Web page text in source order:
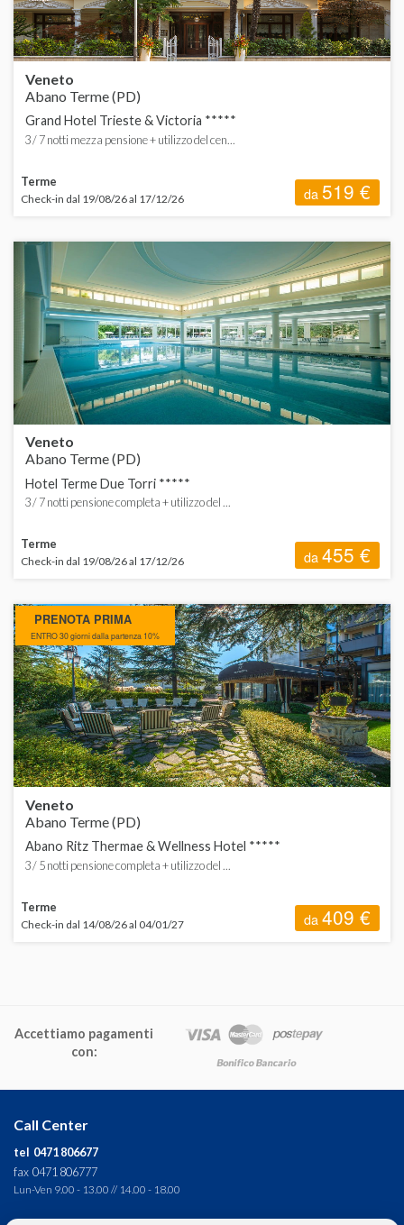
Veneto
Abano Terme (PD)
Grand Hotel Trieste & Victoria *****
3 / 7 notti mezza pensione + utilizzo del cen...
Terme
Check-in dal 19/08/26 al 17/12/26 da519 €
Veneto
Abano Terme (PD)
Hotel Terme Due Torri *****
3 / 7 notti pensione completa + utilizzo del ...
Terme
Check-in dal 19/08/26 al 17/12/26 da455 €
PRENOTA PRIMA
ENTRO 30 giorni dalla partenza 10%
Veneto
Abano Terme (PD)
Abano Ritz Thermae & Wellness Hotel *****
3 / 5 notti pensione completa + utilizzo del ...
Terme
Check-in dal 14/08/26 al 04/01/27 da409 €
Accettiamo pagamenti
con:
Call Center
tel 0471 806677
fax 0471 806777
Lun-Ven 9.00 - 13.00 // 14.00 - 18.00